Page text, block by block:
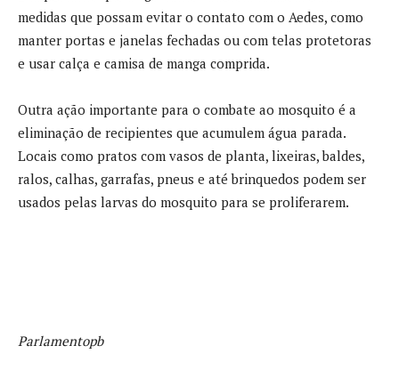
medidas que possam evitar o contato com o Aedes, como
manter portas e janelas fechadas ou com telas protetoras
e usar calça e camisa de manga comprida.
Outra ação importante para o combate ao mosquito é a
eliminação de recipientes que acumulem água parada.
Locais como pratos com vasos de planta, lixeiras, baldes,
ralos, calhas, garrafas, pneus e até brinquedos podem ser
usados pelas larvas do mosquito para se proliferarem.
Parlamentopb